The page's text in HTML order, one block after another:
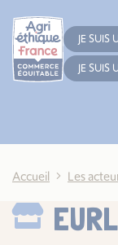
JE SUIS
JE SUIS
Accueil Les